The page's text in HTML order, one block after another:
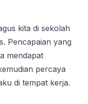
kita di sekolah
Pencapaian yang
mendapat
percaya
di tempat kerja.